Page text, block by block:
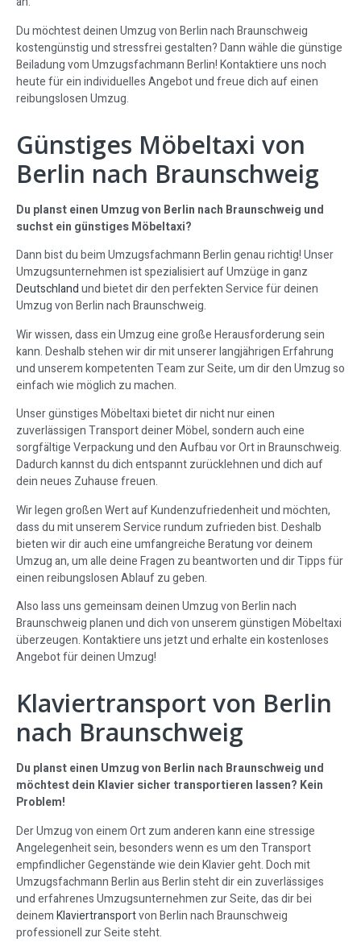
Du möchtest deinen Umzug von Berlin nach Braunschweig
kostengünstig und stressfrei gestalten? Dann wähle die günstige
Beiladung vom Umzugsfachmann Berlin! Kontaktiere uns noch
heute für ein individuelles Angebot und freue dich auf einen
reibungslosen Umzug.
Günstiges Möbeltaxi von
Berlin nach Braunschweig
Du planst einen Umzug von Berlin nach Braunschweig und
suchst ein günstiges Möbeltaxi?
Dann bist du beim Umzugsfachmann Berlin genau richtig! Unser
Umzugsunternehmen ist spezialisiert auf Umzüge in ganz
Deutschlandund bietet dir den perfekten Service für deinen
Umzug von Berlin nach Braunschweig.
Wir wissen, dass ein Umzug eine große Herausforderung sein
kann. Deshalb stehen wir dir mit unserer langjährigen Erfahrung
und unserem kompetenten Team zur Seite, um dir den Umzug so
einfach wie möglich zu machen.
Unser günstiges Möbeltaxi bietet dir nicht nur einen
zuverlässigen Transport deiner Möbel, sondern auch eine
sorgfältige Verpackung und den Aufbau vor Ort in Braunschweig.
Dadurch kannst du dich entspannt zurücklehnen und dich auf
dein neues Zuhause freuen.
Wir legen großen Wert auf Kundenzufriedenheit und möchten,
dass du mit unserem Service rundum zufrieden bist. Deshalb
bieten wir dir auch eine umfangreiche Beratung vor deinem
Umzug an, um alle deine Fragen zu beantworten und dir Tipps für
einen reibungslosen Ablauf zu geben.
Also lass uns gemeinsam deinen Umzug von Berlin nach
Braunschweig planen und dich von unserem günstigen Möbeltaxi
überzeugen. Kontaktiere uns jetzt und erhalte ein kostenloses
Angebot für deinen Umzug!
Klaviertransport von Berlin
nach Braunschweig
Du planst einen Umzug von Berlin nach Braunschweig und
möchtest dein Klavier sicher transportieren lassen? Kein
Problem!
Der Umzug von einem Ort zum anderen kann eine stressige
Angelegenheit sein, besonders wenn es um den Transport
empfindlicher Gegenstände wie dein Klavier geht. Doch mit
Umzugsfachmann Berlin aus Berlin steht dir ein zuverlässiges
und erfahrenes Umzugsunternehmen zur Seite, das dir bei
deinemKlaviertransportvon Berlin nach Braunschweig
professionell zur Seite steht.